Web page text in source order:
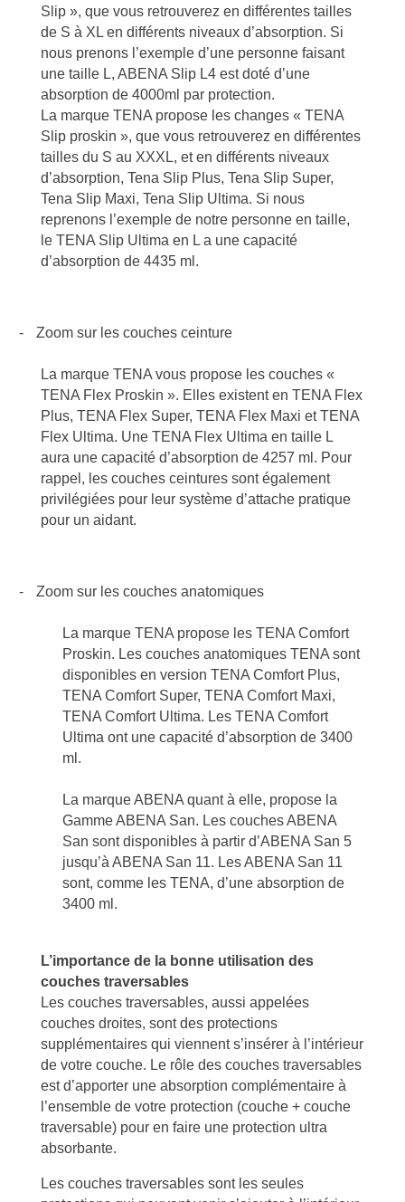
Slip », que vous retrouverez en différentes tailles
de S à XL en différents niveaux d’absorption. Si
nous prenons l’exemple d’une personne faisant
une taille L, ABENA Slip L4 est doté d’une
absorption de 4000ml par protection.
La marque TENA propose les changes « TENA
Slip proskin », que vous retrouverez en différentes
tailles du S au XXXL, et en différents niveaux
d’absorption, Tena Slip Plus, Tena Slip Super,
Tena Slip Maxi, Tena Slip Ultima. Si nous
reprenons l’exemple de notre personne en taille,
le TENA Slip Ultima en L a une capacité
d’absorption de 4435 ml.
- Zoom sur les couches ceinture
La marque TENA vous propose les couches «
TENA Flex Proskin ». Elles existent en TENA Flex
Plus, TENA Flex Super, TENA Flex Maxi et TENA
Flex Ultima. Une TENA Flex Ultima en taille L
aura une capacité d’absorption de 4257 ml. Pour
rappel, les couches ceintures sont également
privilégiées pour leur système d’attache pratique
pour un aidant.
- Zoom sur les couches anatomiques
La marque TENA propose les TENA Comfort
Proskin. Les couches anatomiques TENA sont
disponibles en version TENA Comfort Plus,
TENA Comfort Super, TENA Comfort Maxi,
TENA Comfort Ultima. Les TENA Comfort
Ultima ont une capacité d’absorption de 3400
ml.
La marque ABENA quant à elle, propose la
Gamme ABENA San. Les couches ABENA
San sont disponibles à partir d’ABENA San 5
jusqu’à ABENA San 11. Les ABENA San 11
sont, comme les TENA, d’une absorption de
3400 ml.
L’importance de la bonne utilisation des
couches traversables
Les couches traversables, aussi appelées
couches droites, sont des protections
supplémentaires qui viennent s’insérer à l’intérieur
de votre couche. Le rôle des couches traversables
est d’apporter une absorption complémentaire à
l’ensemble de votre protection (couche + couche
traversable) pour en faire une protection ultra
absorbante.
Les couches traversables sont les seules